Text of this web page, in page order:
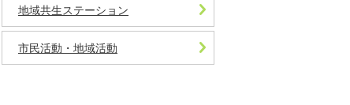
地域共生ステーション
市民活動・地域活動